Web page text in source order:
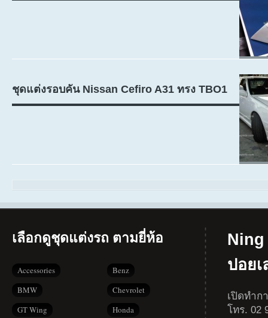
ชุดแต่งรอบคัน Nissan Cefiro A31 ทรง TBO1
เลือกดูชุดแต่งรถ ตามยี่ห้อ
Accessories
Benz
BMW
Chevrolet
GT Wing
Honda
Ning
ปอย
เปิดทำก
โทร. 02